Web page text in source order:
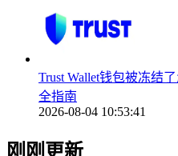
Trust Wallet钱包被冻结
全指南
2026-08-04 10:53:41
刚刚更新